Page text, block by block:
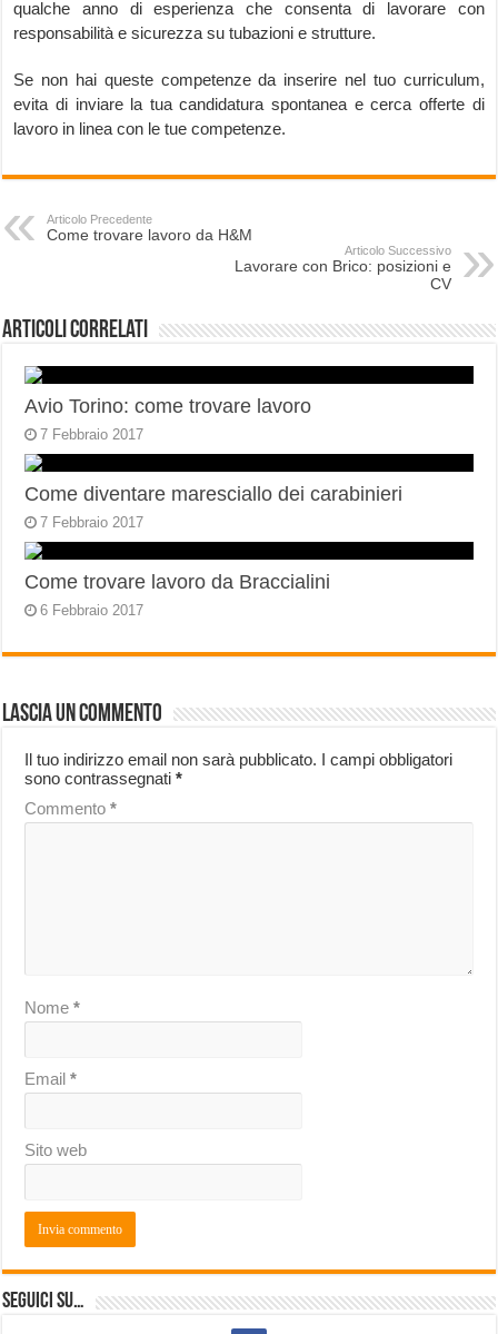
qualche anno di esperienza che consenta di lavorare con
responsabilità e sicurezza su tubazioni e strutture.
Se non hai queste competenze da inserire nel tuo curriculum,
evita di inviare la tua candidatura spontanea e cerca offerte di
lavoro in linea con le tue competenze.
Articolo Precedente
Come trovare lavoro da H&M
Articolo Successivo
Lavorare con Brico: posizioni e
CV
Articoli correlati
Avio Torino: come trovare lavoro
7 Febbraio 2017
Come diventare maresciallo dei carabinieri
7 Febbraio 2017
Come trovare lavoro da Braccialini
6 Febbraio 2017
Lascia un commento
Il tuo indirizzo email non sarà pubblicato. I campi obbligatori
sono contrassegnati*
Commento*
Nome*
Email*
Sito web
Seguici su…